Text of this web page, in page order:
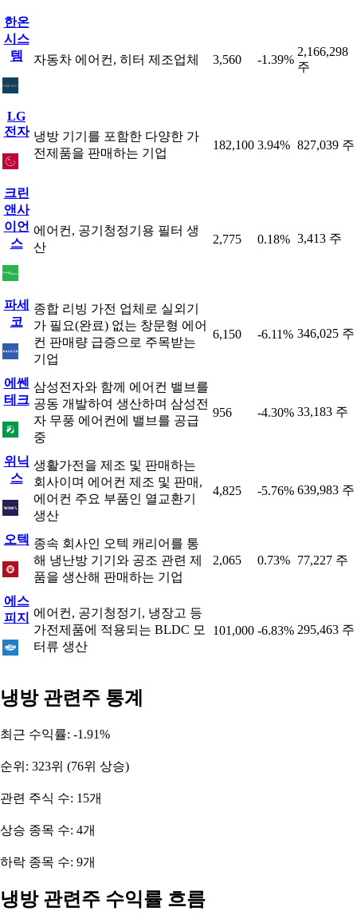
한온
시스
템
자동차 에어컨, 히터 제조업체 3,560 -1.39%
2,166,298
주
LG
전자 냉방 기기를 포함한 다양한 가
전제품을 판매하는 기업
182,100 3.94% 827,039 주
크린
앤사
이언
스
에어컨, 공기청정기용 필터 생
산
2,775 0.18% 3,413 주
파세
코
종합 리빙 가전 업체로 실외기
가 필요(완료) 없는 창문형 에어
컨 판매량 급증으로 주목받는
기업
6,150 -6.11% 346,025 주
에쎈
테크
삼성전자와 함께 에어컨 밸브를
공동 개발하여 생산하며 삼성전
자 무풍 에어컨에 밸브를 공급
중
956 -4.30% 33,183 주
위닉
스
생활가전을 제조 및 판매하는
회사이며 에어컨 제조 및 판매,
에어컨 주요 부품인 열교환기
생산
4,825 -5.76% 639,983 주
오텍 종속 회사인 오텍 캐리어를 통
해 냉난방 기기와 공조 관련 제
품을 생산해 판매하는 기업
2,065 0.73% 77,227 주
에스
피지
에어컨, 공기청정기, 냉장고 등
가전제품에 적용되는 BLDC 모
터류 생산
101,000 -6.83% 295,463 주
냉방 관련주 통계
최근 수익률: -1.91%
순위: 323위 (76위 상승)
관련 주식 수: 15개
상승 종목 수: 4개
하락 종목 수: 9개
냉방 관련주 수익률 흐름